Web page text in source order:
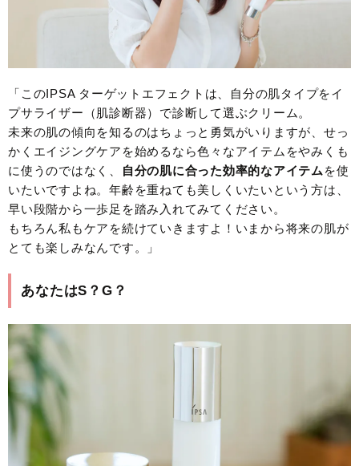
「このIPSA ターゲットエフェクトは、自分の肌タイプをイ
プサライザー（肌診断器）で診断して選ぶクリーム。
未来の肌の傾向を知るのはちょっと勇気がいりますが、せっ
かくエイジングケアを始めるなら色々なアイテムをやみくも
に使うのではなく、
自分の肌に合った効率的なアイテム を使
いたいですよね。年齢を重ねても美しくいたいという方は、
早い段階から一歩足を踏み入れてみてください。
もちろん私もケアを続けていきますよ！いまから将来の肌が
とても楽しみなんです。」
あなたはS？G？